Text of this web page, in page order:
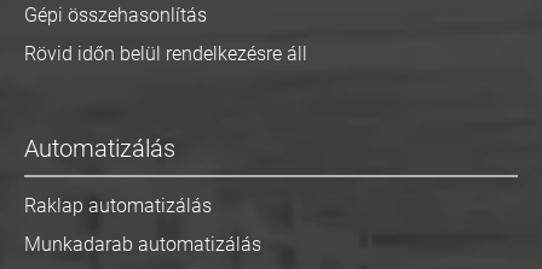
Gépi összehasonlítás
Rövid időn belül rendelkezésre áll
Automatizálás
Raklap automatizálás
Munkadarab automatizálás